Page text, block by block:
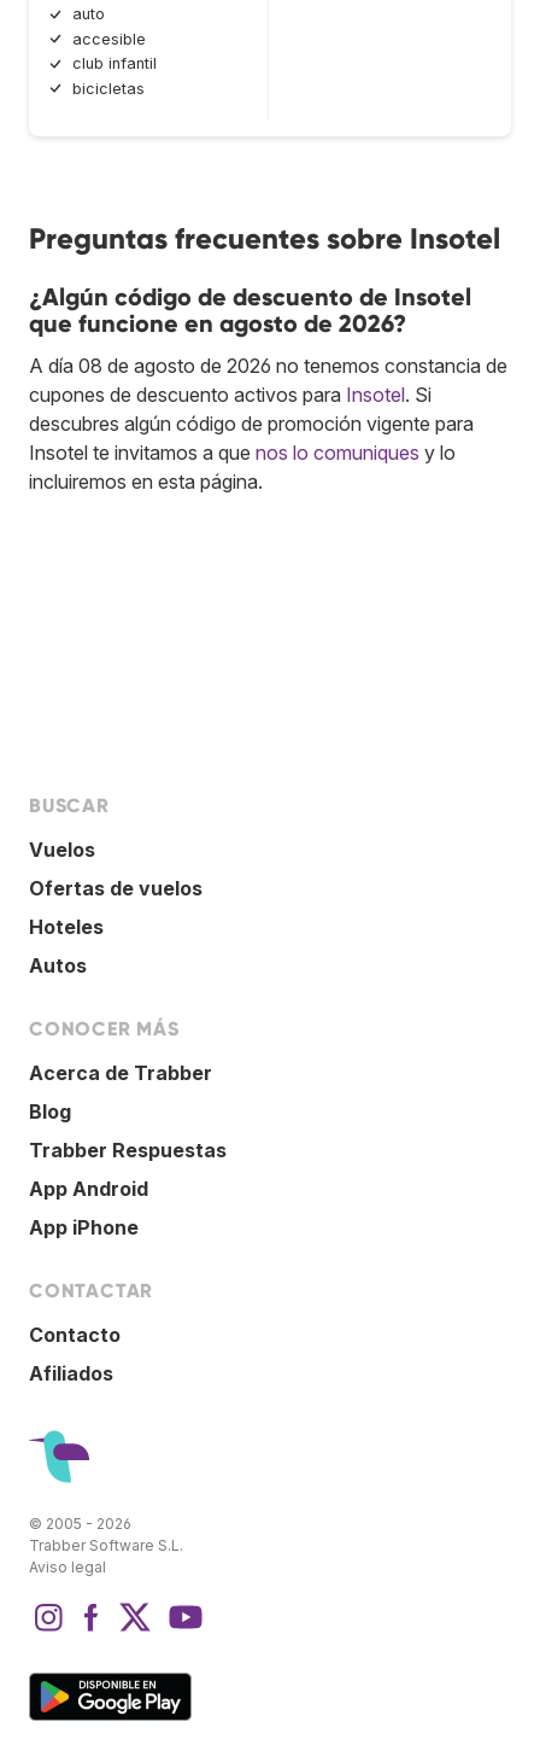
auto
accesible
club infantil
bicicletas
Preguntas frecuentes sobre Insotel
¿Algún código de descuento de Insotel
que funcione en agosto de 2026?
A día 08 de agosto de 2026 no tenemos constancia de
cupones de descuento activos para Insotel. Si
descubres algún código de promoción vigente para
Insotel te invitamos a que nos lo comuniques y lo
incluiremos en esta página.
BUSCAR
Vuelos
Ofertas de vuelos
Hoteles
Autos
CONOCER MÁS
Acerca de Trabber
Blog
Trabber Respuestas
App Android
App iPhone
CONTACTAR
Contacto
Afiliados
© 2005 - 2026
Trabber Software S.L.
Aviso legal